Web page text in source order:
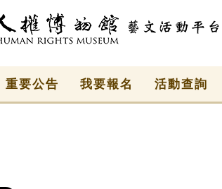
重要公告 我要報名 活動查詢